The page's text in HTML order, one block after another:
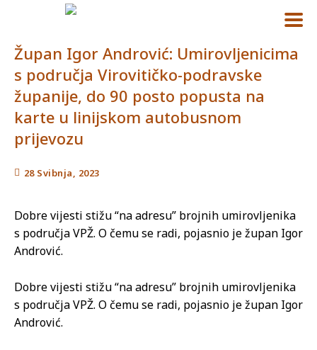
Župan Igor Andrović: Umirovljenicima
s područja Virovitičko-podravske
županije, do 90 posto popusta na
karte u linijskom autobusnom
prijevozu
28 Svibnja, 2023
Dobre vijesti stižu “na adresu” brojnih umirovljenika
s područja VPŽ. O čemu se radi, pojasnio je župan Igor
Andrović.
Dobre vijesti stižu “na adresu” brojnih umirovljenika
s područja VPŽ. O čemu se radi, pojasnio je župan Igor
Andrović.